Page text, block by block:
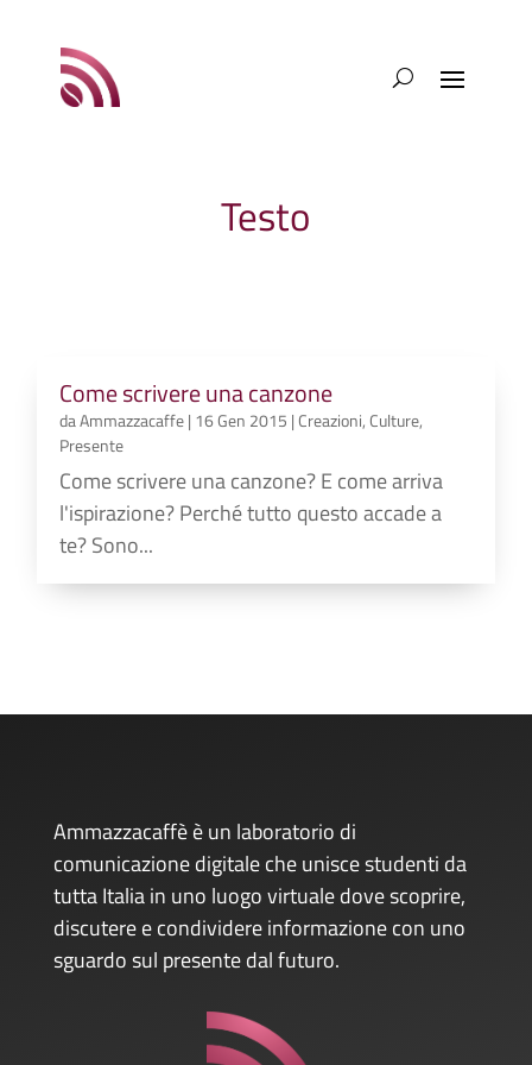
Testo
Come scrivere una canzone
daAmmazzacaffe| 16 Gen 2015 |Creazioni,Culture,
Presente
Come scrivere una canzone? E come arriva
l'ispirazione? Perché tutto questo accade a
te? Sono...
Ammazzacaffè è un laboratorio di
comunicazione digitale che unisce studenti da
tutta Italia in uno luogo virtuale dove scoprire,
discutere e condividere informazione con uno
sguardo sul presente dal futuro.